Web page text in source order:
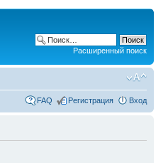
Расширенный поиск
FAQ Регистрация Вход